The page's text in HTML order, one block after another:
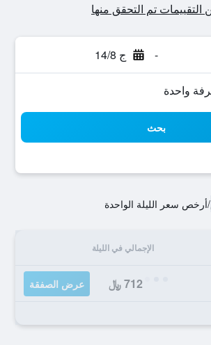
- ج 14/8
بحث
/أرخص سعر الليلة الواحدة
الإجمالي في الليلة
712 ﷼ عرض الصفقة